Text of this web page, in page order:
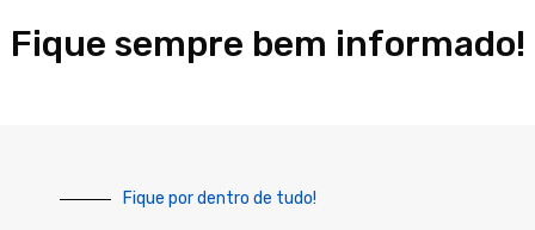
Fique sempre bem informado!
Fique por dentro de tudo!